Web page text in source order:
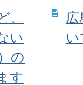
、
い
の
す
い